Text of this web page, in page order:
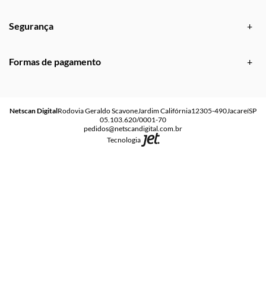
Segurança
Formas de pagamento
Netscan DigitalRodovia Geraldo ScavoneJardim Califórnia12305-490JacareíSP
05.103.620/0001-70
pedidos@netscandigital.com.br
Tecnologia